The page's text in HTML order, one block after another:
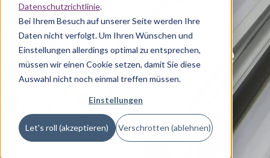
Datenschutzrichtlinie.
Bei Ihrem Besuch auf unserer Seite werden Ihre
Daten nicht verfolgt. Um Ihren Wünschen und
Einstellungen allerdings optimal zu entsprechen,
müssen wir einen Cookie setzen, damit Sie diese
Auswahl nicht noch einmal treffen müssen.
Einstellungen
Let's roll (akzeptieren) Verschrotten (ablehnen)
Produktentwicklung
Ist Stahl das neue
Alu? 2 starke
Materialien im
Vergleich